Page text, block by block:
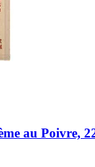
au Poivre,